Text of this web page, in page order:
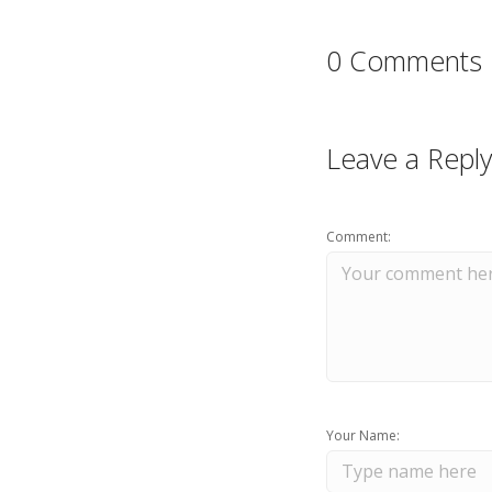
0 Comments
Leave a Reply
Comment:
Your Name: